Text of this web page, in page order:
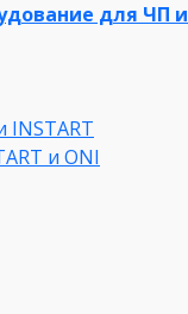
для ЧП и
INSTART
и ONI